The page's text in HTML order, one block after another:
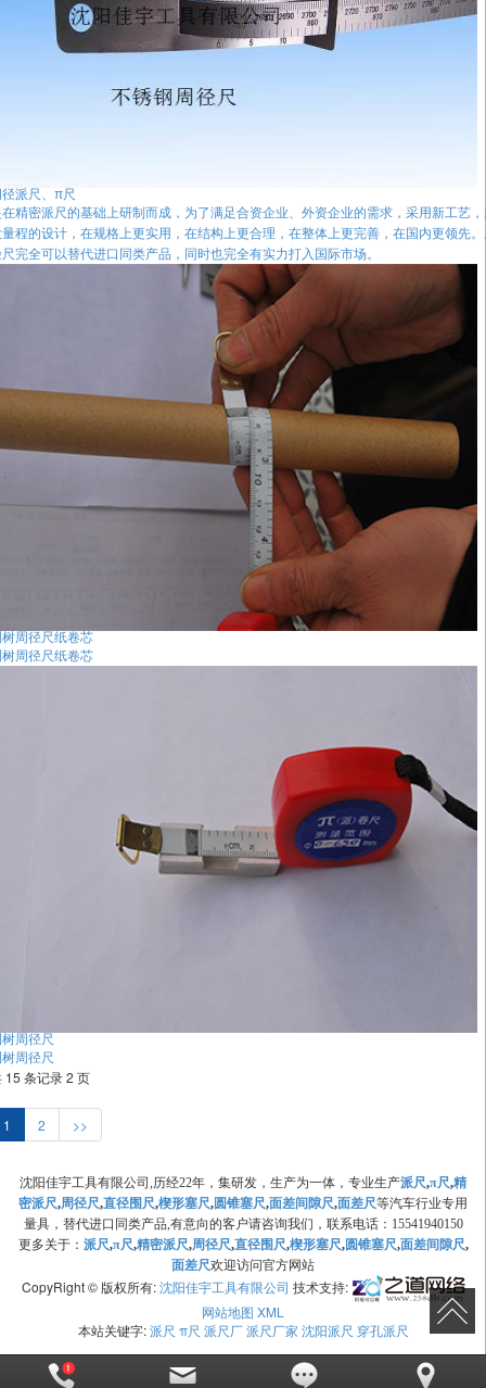
派尺、π尺
精密派尺的基础上研制而成，为了满足合资企业、外资企业的需求，采用新工艺
程的设计，在规格上更实用，在结构上更合理，在整体上更完善，在国内更领先
完全可以替代进口同类产品，同时也完全有实力打入国际市场。
周径尺纸卷芯
周径尺纸卷芯
周径尺
周径尺
15 条记录 2 页
1 2 >>
沈阳佳宇工具有限公司,历经22年，集研发，生产为一体，专业生产派尺,π尺,精
密派尺,周径尺,直径围尺,楔形塞尺,圆锥塞尺,面差间隙尺,面差尺等汽车行业专用
量具，替代进口同类产品,有意向的客户请咨询我们，联系电话：15541940150
更多关于： 派尺,π尺,精密派尺,周径尺,直径围尺,楔形塞尺,圆锥塞尺,面差间隙尺,
面差尺欢迎访问官方网站
CopyRight © 版权所有:沈阳佳宇工具有限公司 技术支持:
网站地图 XML
本站关键字:派尺 π尺 派尺厂 派尺厂家 沈阳派尺 穿孔派尺